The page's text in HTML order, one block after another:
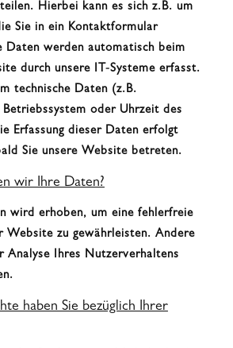
Hierbei kann es sich z.B. um
Sie in ein Kontaktformular
Daten werden automatisch beim
durch unsere IT-Systeme erfasst.
technische Daten (z.B.
oder Uhrzeit des
Erfassung dieser Daten erfolgt
Sie unsere Website betreten.
wir Ihre Daten?
wird erhoben, um eine fehlerfreie
Website zu gewährleisten. Andere
Analyse Ihres Nutzerverhaltens
haben Sie bezüglich Ihrer